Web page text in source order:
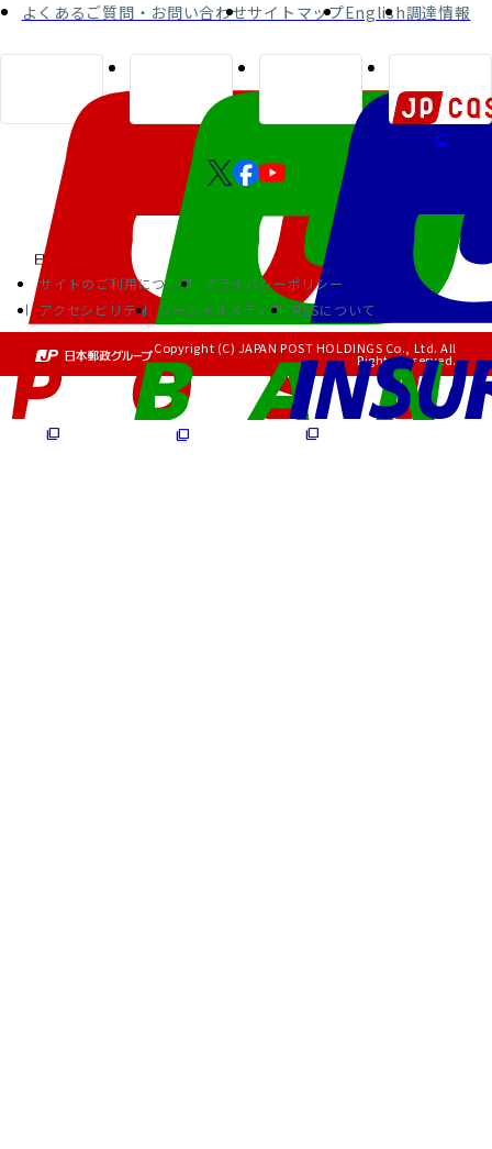
よくあるご質問・お問い合わせサイトマップEnglish調達情報
サイトのご利用について
プライバシーポリシー
アクセシビリティ
ソーシャルメディア RSSについて
Copyright (C) JAPAN POST HOLDINGS Co., Ltd. All
Rights Reserved.